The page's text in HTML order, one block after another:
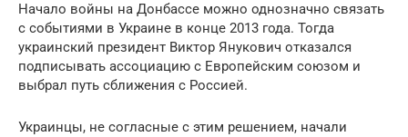
Начало войны на Донбассе можно однозначно связать
с событиями в Украине в конце 2013 года. Тогда
украинский президент Виктор Янукович отказался
подписывать ассоциацию с Европейским союзом и
выбрал путь сближения с Россией.
Украинцы, не согласные с этим решением, начали